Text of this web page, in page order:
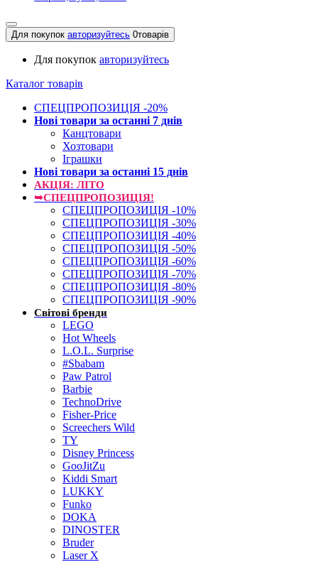
Для покупок авторизуйтесь 0товарів
Для покупок авторизуйтесь
Каталог товарів
СПЕЦПРОПОЗИЦІЯ -20%
Нові товари за останнi 7 днiв
Канцтовари
Хозтовари
Іграшки
Нові товари за останнi 15 днiв
АКЦІЯ: ЛІТО
➥СПЕЦПРОПОЗИЦІЯ!
СПЕЦПРОПОЗИЦІЯ -10%
СПЕЦПРОПОЗИЦІЯ -30%
СПЕЦПРОПОЗИЦІЯ -40%
СПЕЦПРОПОЗИЦІЯ -50%
СПЕЦПРОПОЗИЦІЯ -60%
СПЕЦПРОПОЗИЦІЯ -70%
СПЕЦПРОПОЗИЦІЯ -80%
СПЕЦПРОПОЗИЦІЯ -90%
Світові бренди
LEGO
Hot Wheels
L.O.L. Surprise
#Sbabam
Paw Patrol
Barbie
TechnoDrive
Fisher-Price
Screechers Wild
TY
Disney Princess
GooJitZu
Kiddi Smart
LUKKY
Funko
DOKA
DINOSTER
Bruder
Laser X